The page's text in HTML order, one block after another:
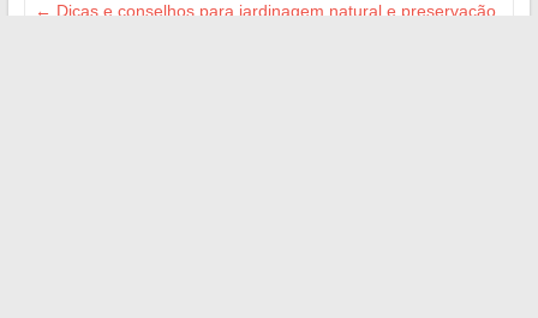
← Dicas e conselhos para jardinagem natural e preservação